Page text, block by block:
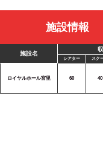
施設情報
施設名
シアター スク
ロイヤルホール宮里 60 40